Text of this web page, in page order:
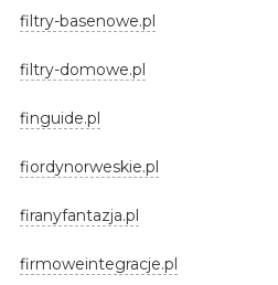
filtry-basenowe.pl
filtry-domowe.pl
finguide.pl
fiordynorweskie.pl
firanyfantazja.pl
firmoweintegracje.pl